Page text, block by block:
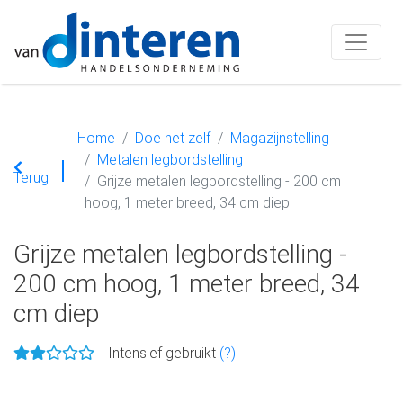
Terug
Home Doe het zelf
Magazijnstelling
Metalen legbordstelling
Grijze metalen legbordstelling - 200 cm
hoog, 1 meter breed, 34 cm diep
Grijze metalen legbordstelling -
200 cm hoog, 1 meter breed, 34
cm diep
Intensief gebruikt (?)